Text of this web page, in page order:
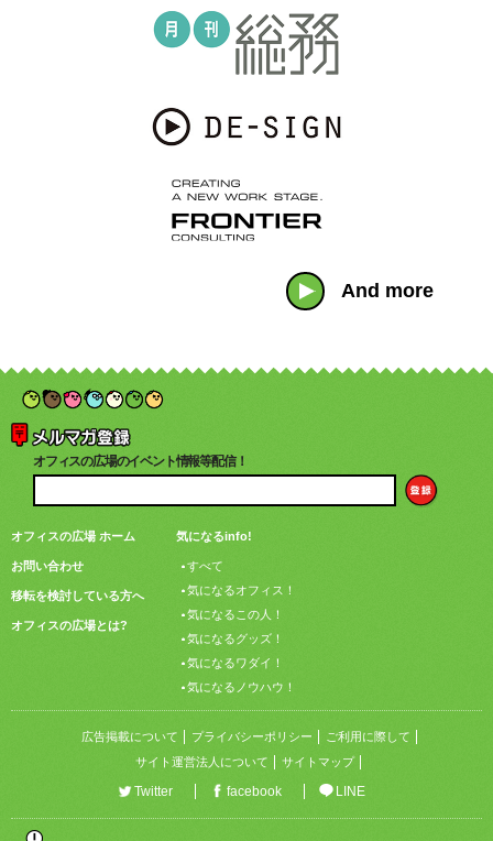
And more
オフィスの広場のイベント情報等配信！
オフィスの広場 ホーム
お問い合わせ
移転を検討している方へ
オフィスの広場とは?
気になるinfo!
すべて
気になるオフィス！
気になるこの人！
気になるグッズ！
気になるワダイ！
気になるノウハウ！
広告掲載について プライバシーポリシー
ご利用に際して
サイト運営法人について
サイトマップ
Twitter facebook LINE